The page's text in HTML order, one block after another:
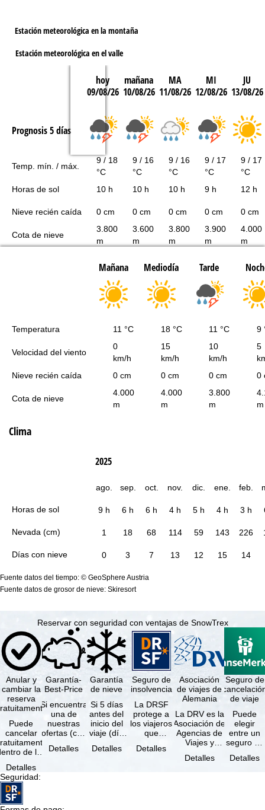
Estación meteorológica en la montaña
Estación meteorológica en el valle
hoy
09/08/26
mañana
10/08/26
MA
11/08/26
MI
12/08/26
JU
13/08/26
Prognosis 5 días
Temp. mín. / máx.
9 / 18
°C
9 / 16
°C
9 / 16
°C
9 / 17
°C
9 / 17
°C
Horas de sol
10 h 10 h 10 h 9 h 12 h
Nieve recién caída 0 cm 0 cm 0 cm 0 cm 0 cm
Cota de nieve
3.800
m
3.600
m
3.800
m
3.900
m
4.000
m
Mañana Mediodía Tarde
Temperatura 11 °C 18 °C 11 °C 9
Velocidad del viento
0
km/h
15
km/h
10
km/h
5
Nieve recién caída
0 cm 0 cm 0 cm 0
Cota de nieve
4.000
m
4.000
m
3.800
m
m
Clima
Horas de sol
Nevada (cm)
Días con nieve
2025
ago. sep. oct. nov. dic. ene. feb.
9 h 6 h 6 h 4 h 5 h 4 h 3 h
1 18 68 114 59 143 226
0 3 7 13 12 15 14
Fuente datos del tiempo: © GeoSphere Austria
Fuente datos de grosor de nieve: Skiresort
Reservar con seguridad con ventajas de SnowTrex
Anular y
cambiar la
reserva
Puede
cancelar
de los
a
reserva, …
Detalles
Garantía-
Best-Price
Si encuentra
una de
nuestras
ofertas (con
prestaciones
Detalles
Garantía
de nieve
Si 5 días
antes del
inicio del
viaje (día
ninguna de
Detalles
Seguro de
insolvencia
La DRSF
protege a
los viajeros
que
viaje
Detalles
Asociación
de viajes de
Alemania
La DRV es la
Asociación de
Agencias de
Viajes y
más grande
Detalles
Seguro de
de viaje
Puede
elegir
entre un
seguro de
de viaje
Detalles
Seguridad: